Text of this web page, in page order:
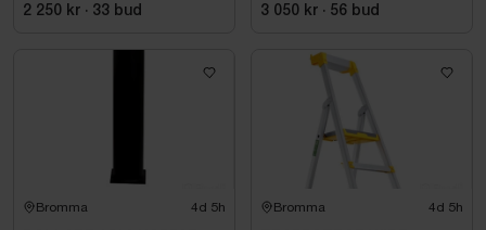
2 250 kr · 33 bud 3 050 kr · 56 bud
Bromma 4d 5h Bromma 4d 5h